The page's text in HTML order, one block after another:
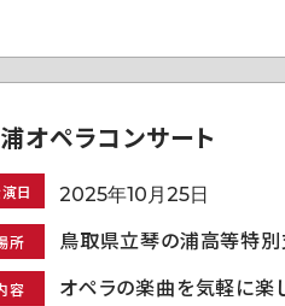
オペラコンサート
日 2025年10月25日
所 鳥取県立琴の浦高等特
容 オペラの楽曲を気軽に楽